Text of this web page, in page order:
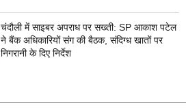
चंदौली में साइबर अपराध पर सख्ती: SP आकाश पटेल
ने बैंक अधिकारियों संग की बैठक, संदिग्ध खातों पर
निगरानी के दिए निर्देश